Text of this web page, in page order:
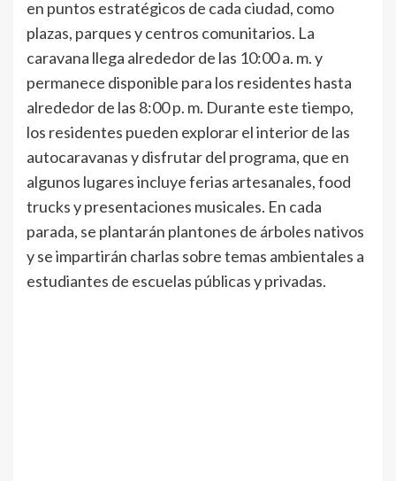
en puntos estratégicos de cada ciudad, como
plazas, parques y centros comunitarios. La
caravana llega alrededor de las 10:00 a. m. y
permanece disponible para los residentes hasta
alrededor de las 8:00 p. m. Durante este tiempo,
los residentes pueden explorar el interior de las
autocaravanas y disfrutar del programa, que en
algunos lugares incluye ferias artesanales, food
trucks y presentaciones musicales. En cada
parada, se plantarán plantones de árboles nativos
y se impartirán charlas sobre temas ambientales a
estudiantes de escuelas públicas y privadas.